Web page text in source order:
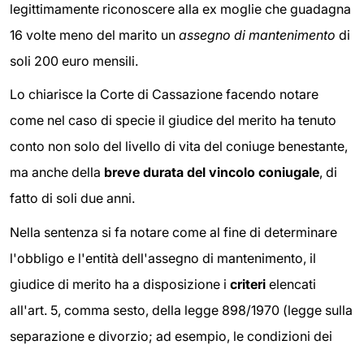
legittimamente riconoscere alla ex moglie che guadagna
16 volte meno del marito un assegno di mantenimento di
soli 200 euro mensili.
Lo chiarisce la Corte di Cassazione facendo notare
come nel caso di specie il giudice del merito ha tenuto
conto non solo del livello di vita del coniuge benestante,
ma anche della breve durata del vincolo coniugale, di
fatto di soli due anni.
Nella sentenza si fa notare come al fine di determinare
l'obbligo e l'entità dell'assegno di mantenimento, il
giudice di merito ha a disposizione i criteri elencati
all'art. 5, comma sesto, della legge 898/1970 (legge sulla
separazione e divorzio; ad esempio, le condizioni dei